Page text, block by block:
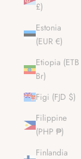
£)
Estonia
(EUR €)
Etiopia (ETB
Br)
Figi (FJD $)
Filippine
(PHP ₱)
Finlandia